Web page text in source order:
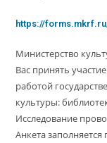
https://
Министерство
Вас принять
работой
культуры:
Исследование
Анкета